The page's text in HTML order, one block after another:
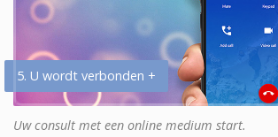
5. U wordt verbonden +
Uw consult met een online medium start.